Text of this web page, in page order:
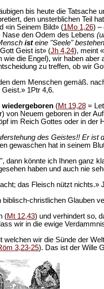
bis heute die Tatsache
den unsterblichen Teil
«in Seinem Bild» (1Mo 1,26) –
Nase den Odem des Lebens
isteine "Seele"
Geist ist» (Jh 4,24), meint
die Engel), wir haben
zu treffen, ob wir
dem Menschen gemäß.
Geist.» 1Ptr 4,6.
(Mt 19,28=
von Neuem geboren in der
im Reich Gottes oder in der
des Geistes!! Er ist
gewaschen hat in seinem
dann könnte ich Ihnen ganz
haben und auch nie
das Fleisch nützt nichts.»
christlichen Glauben
(Mt 12,43) und verhindert so,
wir in die ewige
wir die Sünde der
3,23-25). Das ist der Wille